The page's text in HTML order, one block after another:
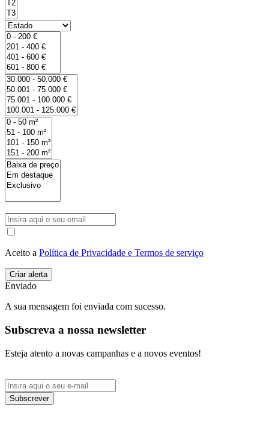
Aceito a Política de Privacidade e Termos de serviço
Enviado
A sua mensagem foi enviada com sucesso.
Subscreva a nossa newsletter
Esteja atento a novas campanhas e a novos eventos!